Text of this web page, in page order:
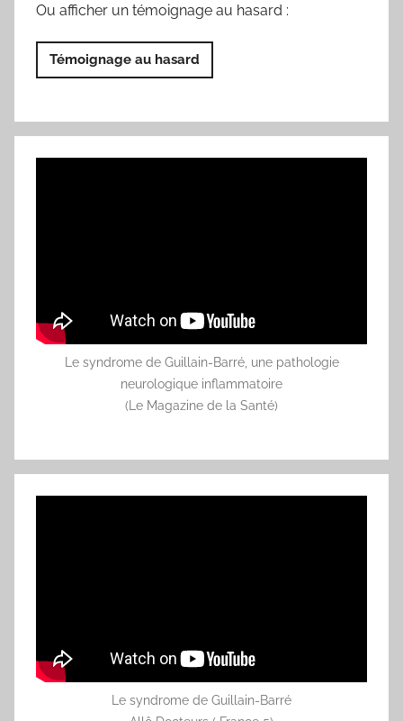
Ou afficher un témoignage au hasard :
Témoignage au hasard
Le syndrome de Guillain-Barré, une pathologie
neurologique inflammatoire
(Le Magazine de la Santé)
Le syndrome de Guillain-Barré